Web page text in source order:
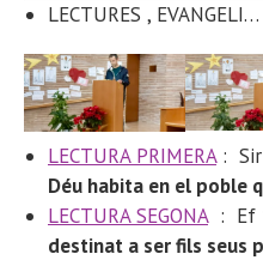
LECTURES , EVANGELI…
LECTURA PRIMERA:
Déu habita en el poble
LECTURA SEGONA: Ef
destinat a ser fils seus